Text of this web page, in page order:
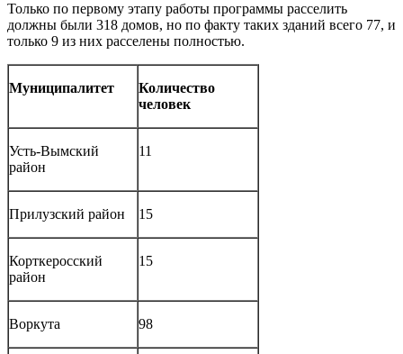
Только по первому этапу работы программы расселить
должны были 318 домов, но по факту таких зданий всего 77, и
только 9 из них расселены полностью.
Муниципалитет
Количество
человек
Усть-Вымский
район
11
Прилузский район 15
Корткеросский
район
15
Воркута 98